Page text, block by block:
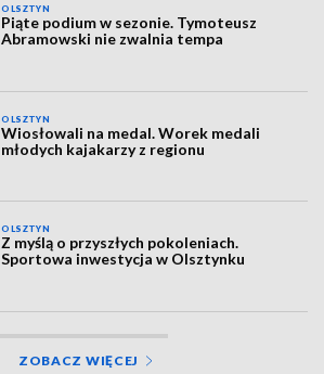
OLSZTYN
Piąte podium w sezonie. Tymoteusz
Abramowski nie zwalnia tempa
OLSZTYN
Wiosłowali na medal. Worek medali
młodych kajakarzy z regionu
OLSZTYN
Z myślą o przyszłych pokoleniach.
Sportowa inwestycja w Olsztynku
ZOBACZ WIĘCEJ